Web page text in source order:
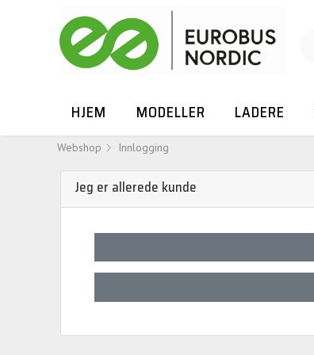
HJEM MODELLER LADERE
Webshop Innlogging
Jeg er allerede kunde